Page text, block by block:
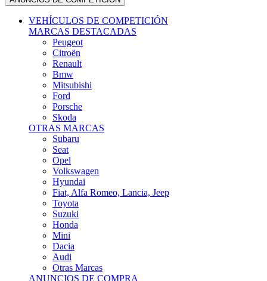
VEHÍCULOS DE COMPETICIÓN
MARCAS DESTACADAS
Peugeot
Citroën
Renault
Bmw
Mitsubishi
Ford
Porsche
Skoda
OTRAS MARCAS
Subaru
Seat
Opel
Volkswagen
Hyundai
Fiat, Alfa Romeo, Lancia, Jeep
Toyota
Suzuki
Honda
Mini
Dacia
Audi
Otras Marcas
ANUNCIOS DE COMPRA
Compra De Coches